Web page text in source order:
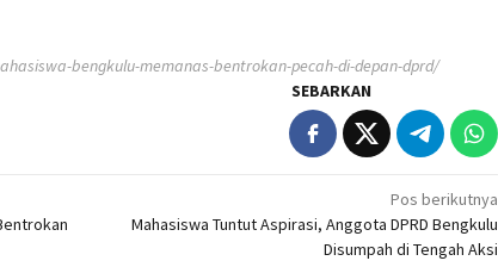
bengkulu-memanas-bentrokan-pecah-di-depan-dprd/
SEBARKAN
Pos berikutnya
Mahasiswa Tuntut Aspirasi, Anggota DPRD Bengkulu
Disumpah di Tengah Aksi